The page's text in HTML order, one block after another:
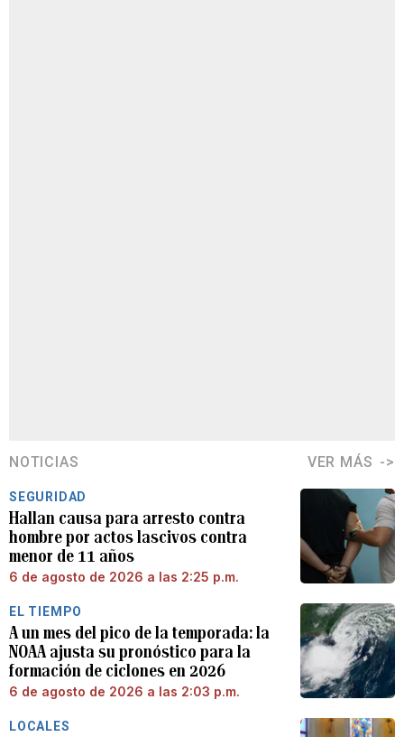
NOTICIAS VER MÁS
SEGURIDAD
Hallan causa para arresto contra
hombre por actos lascivos contra
menor de 11 años
6 de agosto de 2026 a las 2:25 p.m.
EL TIEMPO
A un mes del pico de la temporada: la
NOAA ajusta su pronóstico para la
formación de ciclones en 2026
6 de agosto de 2026 a las 2:03 p.m.
LOCALES